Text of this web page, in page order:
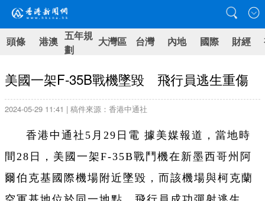
頭條 港澳 五年規
劃
大灣區 台灣 內地 國際 財經
美國一架F-35B戰機墜毀 飛行員逃生重傷
2024-05-29 11:41 | 稿件來源：香港中通社
香港中通社5月29日電 據美媒報道，當地時
間28日，美國一架F-35B戰鬥機在新墨西哥州阿
爾伯克基國際機場附近墜毀，而該機場與柯克蘭